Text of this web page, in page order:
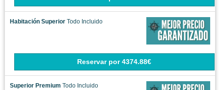
Habitación Superior Todo Incluido
Reservar por 4374.88€
Superior Premium Todo Incluido